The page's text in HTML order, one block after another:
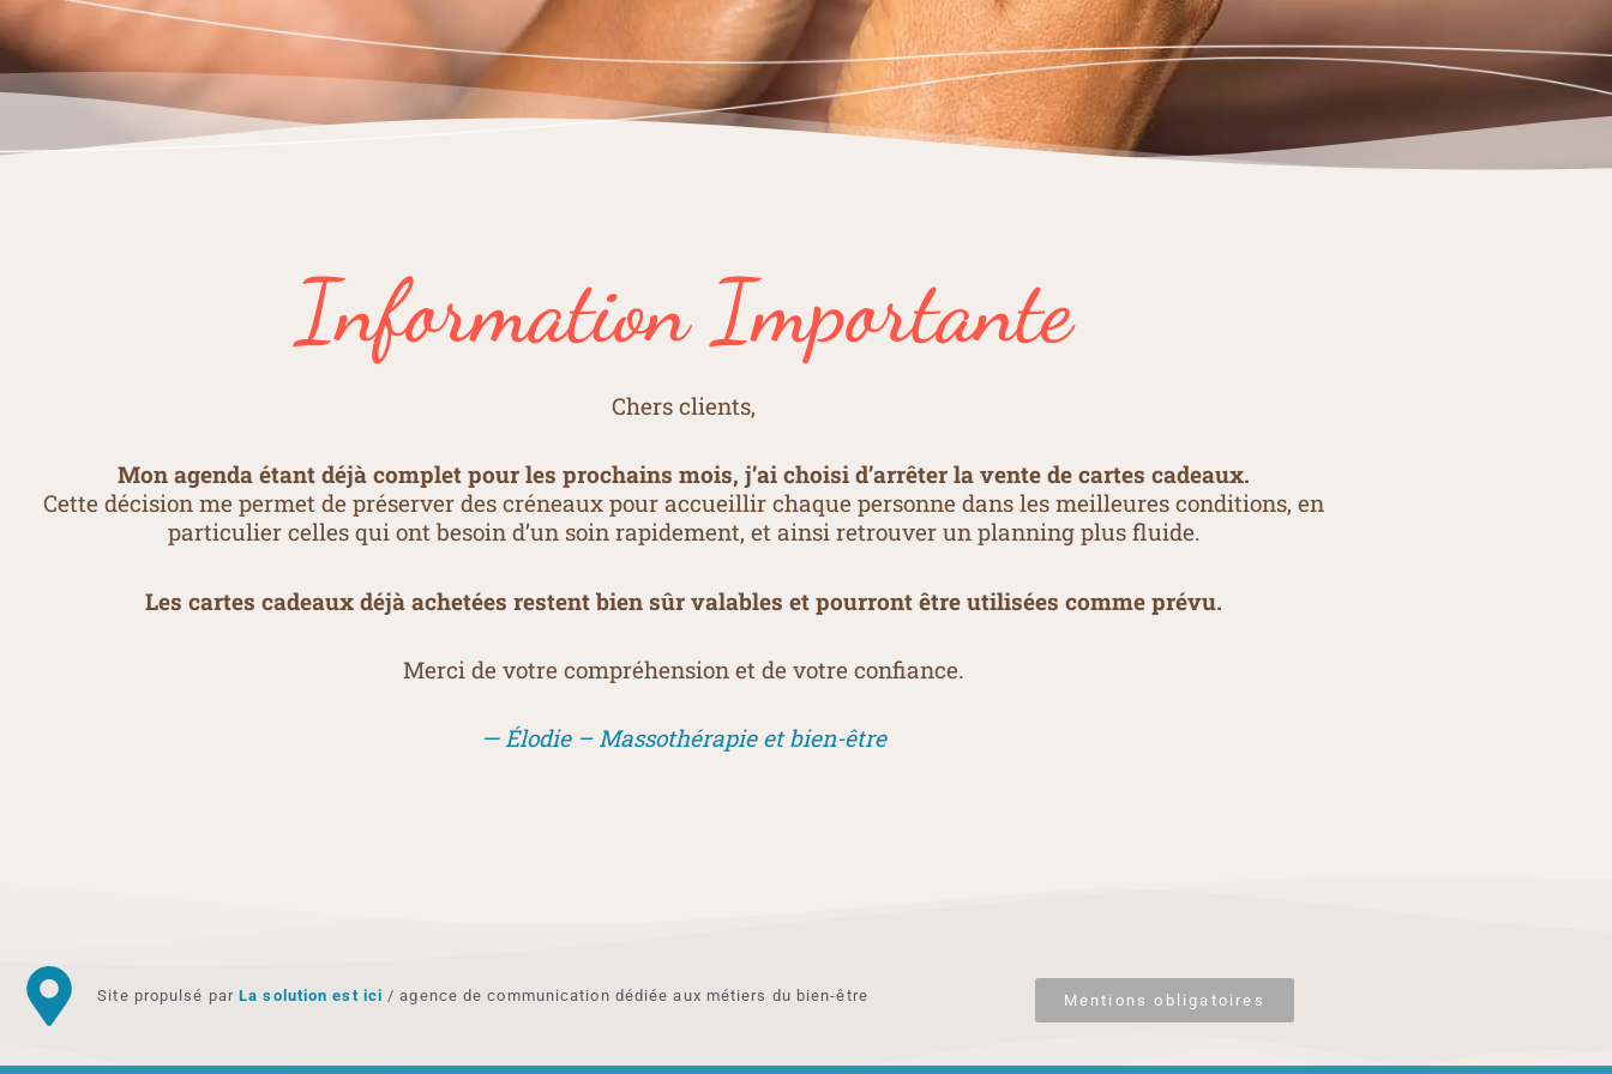
Information Importante
Chers clients,
Mon agenda étant déjà complet pour les prochains mois, j’ai choisi d’arrêter la vente de cartes cadeaux.
Cette décision me permet de préserver des créneaux pour accueillir chaque personne dans les meilleures conditions, en
particulier celles qui ont besoin d’un soin rapidement, et ainsi retrouver un planning plus fluide.
Les cartes cadeaux déjà achetées restent bien sûr valables et pourront être utilisées comme prévu.
Merci de votre compréhension et de votre confiance.
— Élodie – Massothérapie et bien-être
Site propulsé parLa solution est ici / agence de communication dédiée aux métiers du bien-être Mentions obligatoires